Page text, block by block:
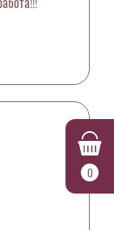
0